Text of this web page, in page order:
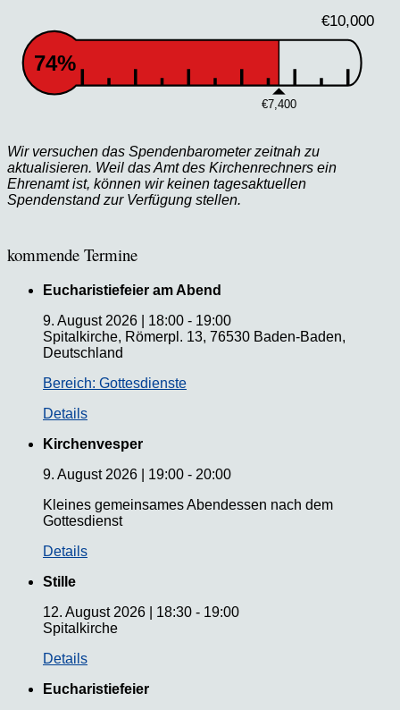
€10,000
€7,400
74%
Wir versuchen das Spendenbarometer zeitnah zu
aktualisieren. Weil das Amt des Kirchenrechners ein
Ehrenamt ist, können wir keinen tagesaktuellen
Spendenstand zur Verfügung stellen.
kommende Termine
Eucharistiefeier am Abend
9. August 2026
18:00 - 19:00
Spitalkirche, Römerpl. 13, 76530 Baden-Baden,
Deutschland
Bereich: Gottesdienste
Details
Kirchenvesper
9. August 2026
19:00 - 20:00
Kleines gemeinsames Abendessen nach dem
Gottesdienst
Details
Stille
12. August 2026
18:30 - 19:00
Spitalkirche
Details
Eucharistiefeier